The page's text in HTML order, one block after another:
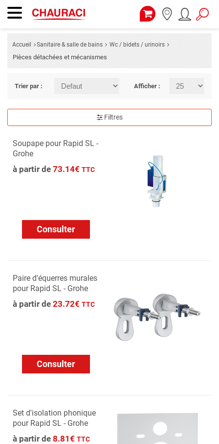
Accueil Sanitaire & salle de bains Wc / bidets / urinoirs
Pièces détachées et mécanismes
Trier par : Afficher :
Filtres
Soupape pour Rapid SL -
Grohe
à partir de 73.14€ TTC
Consulter
Paire d'équerres murales
pour Rapid SL - Grohe
à partir de 23.72€ TTC
Consulter
Set d'isolation phonique
pour Rapid SL - Grohe
à partir de 8.81€ TTC